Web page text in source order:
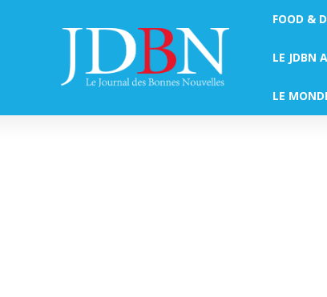
FOOD &
LE JDBN
LE